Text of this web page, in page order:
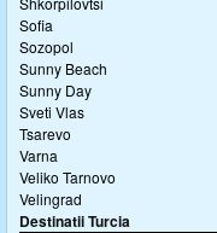
Sofia
Sozopol
Sunny Beach
Sunny Day
Sveti Vlas
Tsarevo
Varna
Veliko Tarnovo
Velingrad
Destinatii Turcia